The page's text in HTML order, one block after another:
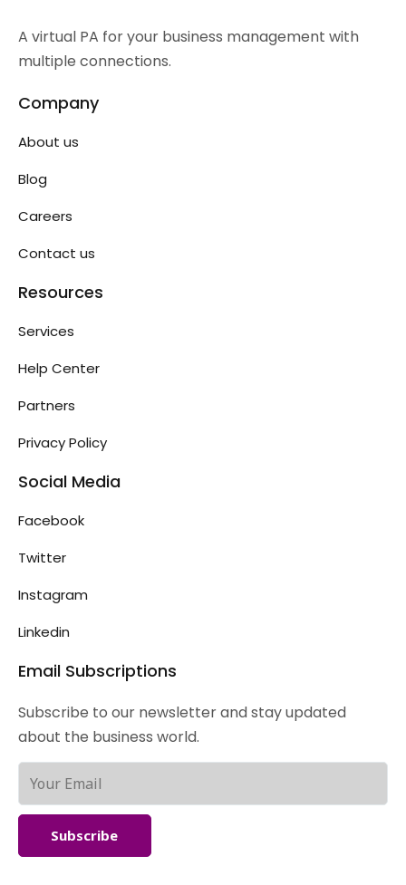
A virtual PA for your business management with
multiple connections.
Company
About us
Blog
Careers
Contact us
Resources
Services
Help Center
Partners
Privacy Policy
Social Media
Facebook
Twitter
Instagram
Linkedin
Email Subscriptions
Subscribe to our newsletter and stay updated
about the business world.
Subscribe